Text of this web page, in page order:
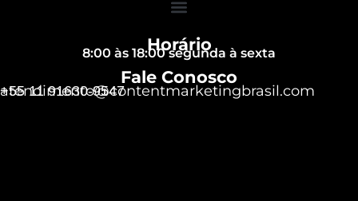
Horário
8:00 às 18:00 segunda à sexta
Fale Conosco
+55 11 91630-9547
atendimento@contentmarketingbrasil.com